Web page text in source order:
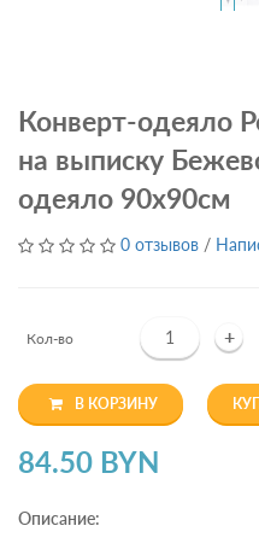
Конверт-одеяло
на выписку
одеяло 90х90см
0 отзывов /
Кол-во +
В КОРЗИНУ
84.50 BYN
Описание: